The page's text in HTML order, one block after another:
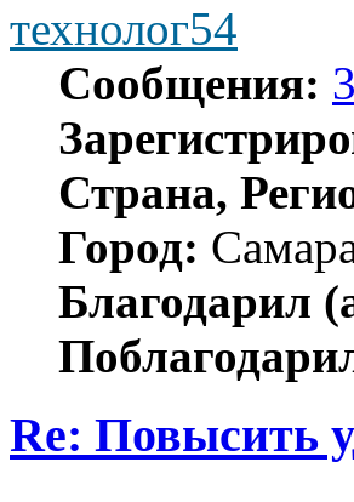
технолог54
Сообщения:
Страна,
Город:
Благодарил
Re: Повысить